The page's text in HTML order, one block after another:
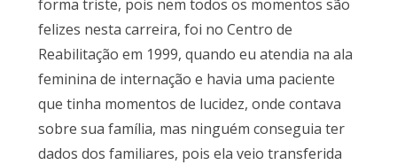
forma triste, pois nem todos os momentos são
felizes nesta carreira, foi no Centro de
Reabilitação em 1999, quando eu atendia na ala
feminina de internação e havia uma paciente
que tinha momentos de lucidez, onde contava
sobre sua família, mas ninguém conseguia ter
dados dos familiares, pois ela veio transferida